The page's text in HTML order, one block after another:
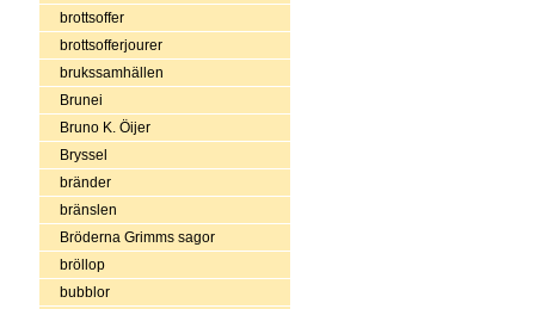
brottsoffer
brottsofferjourer
brukssamhällen
Brunei
Bruno K. Öijer
Bryssel
bränder
bränslen
Bröderna Grimms sagor
bröllop
bubblor